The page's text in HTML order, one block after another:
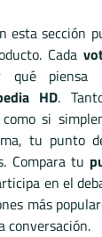
esta sección
Cada
qué piensa
HD.
si
tu punto
Compara tu
en el
más
conversación.